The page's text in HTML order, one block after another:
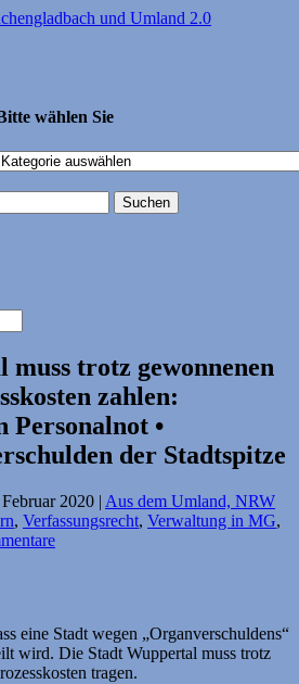
wählen Sie
Bitte
muss trotz gewonnenen
zahlen:
Personalnot •
der Stadtspitze
2020 | Aus dem Umland, NRW
, Verfassungsrecht, Verwaltung in MG,
eine Stadt wegen „Organverschuldens“
wird. Die Stadt Wuppertal muss trotz
tragen.